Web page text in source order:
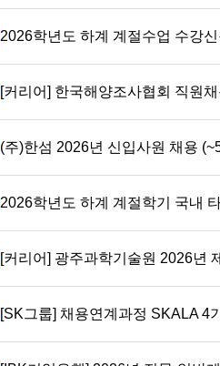
2026학년도 하계 계절수업 수강신
[커리어] 한국해양조사협회 직원
(주)한섬 2026년 신입사원 채용
2026학년도 하계 계절학기 국내
[커리어] 광주과학기술원 2026년
[SK그룹] 채용연계과정 SKALA 4